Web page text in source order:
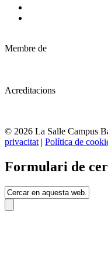
Membre de
Acreditacions
© 2026 La Salle Campus
privacitat | Política de
Formulari de